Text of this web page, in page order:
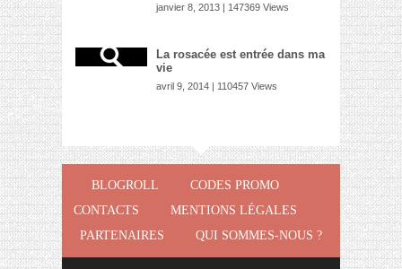
janvier 8, 2013 | 147369 Views
La rosacée est entrée dans ma
vie
avril 9, 2014 | 110457 Views
BLOGROLL
CODES PROMO
CONTACTS
MENTIONS LÉGALES
PARTENAIRES
QUI SOMMES-NOUS ?